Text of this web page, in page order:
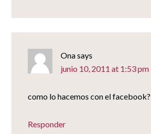
Onasays
junio 10, 2011 at 1:53 pm
como lo hacemos con el facebook?
Responder